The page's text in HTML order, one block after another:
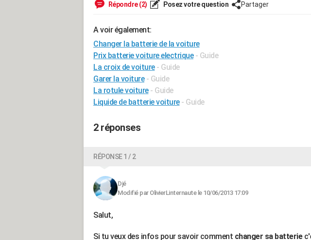
Répondre (2) Posez votre question Partager
A voir également:
Changer la batterie de la voiture
Prix batterie voiture electrique - Guide
La croix de voiture - Guide
Garer la voiture - Guide
La rotule voiture - Guide
Liquide de batterie voiture - Guide
2 réponses
RÉPONSE 1 / 2
Djé
Modifié par OlivierLinternaute le 10/06/2013 17:09
Salut,
Si tu veux des infos pour savoir comment changer sa batterie